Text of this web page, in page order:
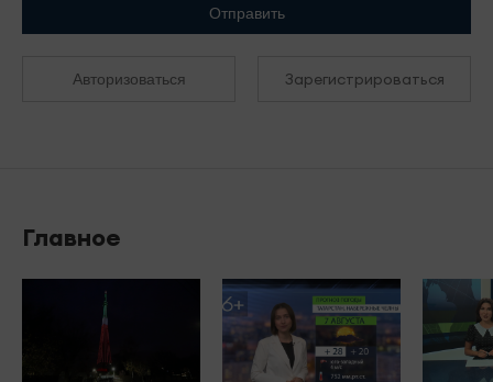
Отправить
Авторизоваться Зарегистрироваться
Главное